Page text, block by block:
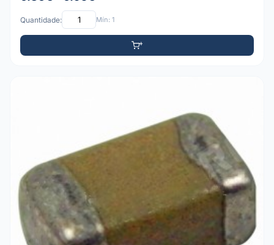
Quantidade: Mín: 1